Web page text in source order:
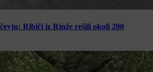
Ribiči iz Rinže rešili okoli 200